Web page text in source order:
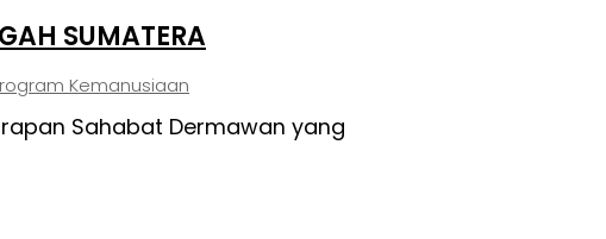
SUMATERA
Kemanusiaan
Sahabat Dermawan yang